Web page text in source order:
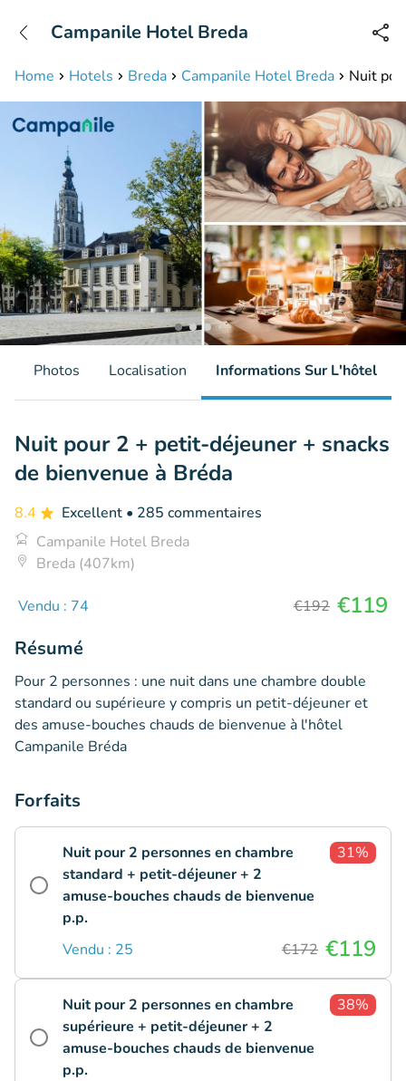
Disponible jusqu'à 23:00 heures
Home Hotels Breda Campanile Hotel Breda Nuit
Campanile Hotel Breda
Photos Localisation Informations Sur L'hôtel
Nuit pour 2 + petit-déjeuner + snacks
de bienvenue à Bréda
8.4 Excellent • 285 commentaires
Campanile Hotel Breda
Breda (407km)
Vendu : 74 €192 €119
Résumé
Pour 2 personnes : une nuit dans une chambre double
standard ou supérieure y compris un petit-déjeuner et
des amuse-bouches chauds de bienvenue à l'hôtel
Campanile Bréda
Forfaits
Nuit pour 2 personnes en chambre
standard + petit-déjeuner + 2
amuse-bouches chauds de bienvenue
p.p.
31%
Vendu : 25 €172 €119
Nuit pour 2 personnes en chambre
supérieure + petit-déjeuner + 2
amuse-bouches chauds de bienvenue
p.p.
38%